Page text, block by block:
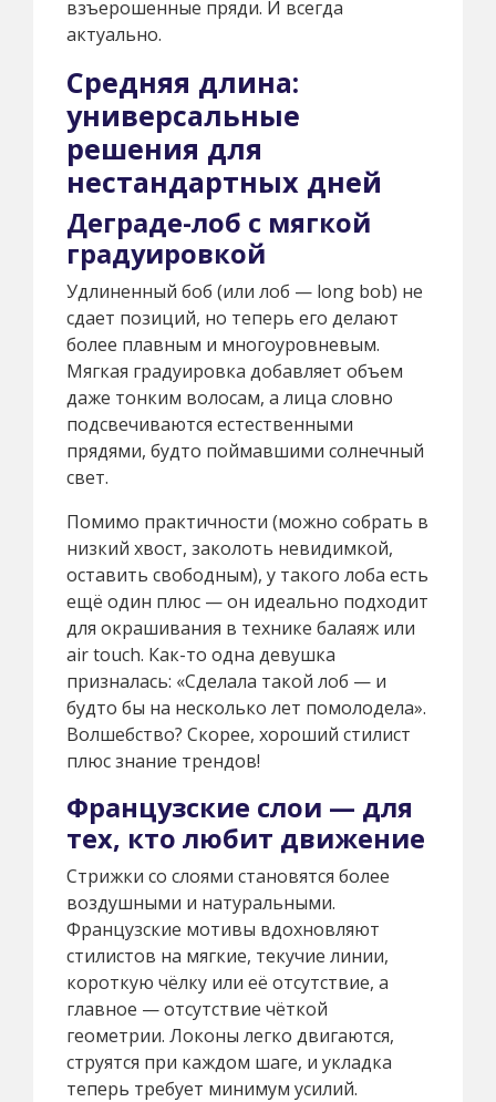
взъерошенные пряди. И всегда
актуально.
Средняя длина:
универсальные
решения для
нестандартных дней
Деграде-лоб с мягкой
градуировкой
Удлиненный боб (или лоб — long bob) не
сдает позиций, но теперь его делают
более плавным и многоуровневым.
Мягкая градуировка добавляет объем
даже тонким волосам, а лица словно
подсвечиваются естественными
прядями, будто поймавшими солнечный
свет.
Помимо практичности (можно собрать в
низкий хвост, заколоть невидимкой,
оставить свободным), у такого лоба есть
ещё один плюс — он идеально подходит
для окрашивания в технике балаяж или
air touch. Как-то одна девушка
призналась: «Сделала такой лоб — и
будто бы на несколько лет помолодела».
Волшебство? Скорее, хороший стилист
плюс знание трендов!
Французские слои — для
тех, кто любит движение
Стрижки со слоями становятся более
воздушными и натуральными.
Французские мотивы вдохновляют
стилистов на мягкие, текучие линии,
короткую чёлку или её отсутствие, а
главное — отсутствие чёткой
геометрии. Локоны легко двигаются,
струятся при каждом шаге, и укладка
теперь требует минимум усилий.